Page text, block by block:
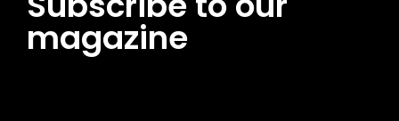
magazine